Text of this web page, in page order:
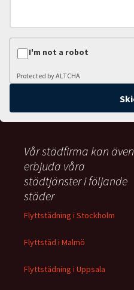
I'm not a robot
Protected byALTCHA
Vår städfirma kan även
erbjuda våra
städtjänster i följande
städer
Flyttstädning i Stockholm
Flyttstäd i Malmö
Flyttstädning i Uppsala